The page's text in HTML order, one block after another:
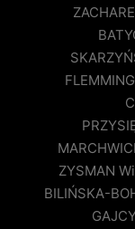
ZYSMAN
BILIŃSKA-